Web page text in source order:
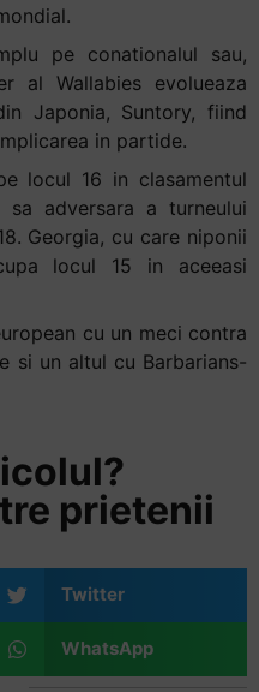
pe conationalul sau,
al Wallabies evolueaza
Japonia, Suntory, fiind
in partide.
locul 16 in clasamentul
adversara a turneului
Georgia, cu care niponii
locul 15 in aceeasi
cu un meci contra
si un altul cu Barbarians-
prietenii
Twitter
WhatsApp